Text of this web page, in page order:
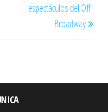
espectáculos del Off-
Broadway